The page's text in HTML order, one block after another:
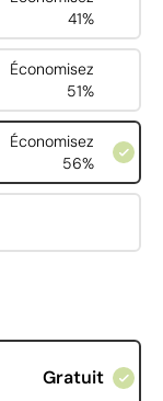
41%
Économisez
51%
Économisez
56%
Gratuit